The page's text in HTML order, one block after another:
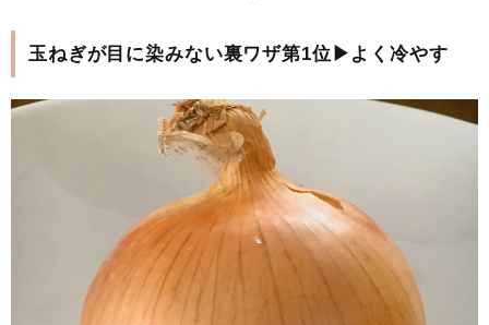
玉ねぎが目に染みない裏ワザ第1位▶よく冷やす